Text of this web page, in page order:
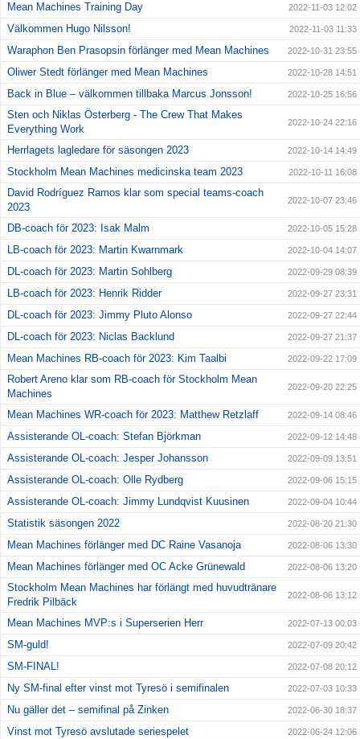
Mean Machines Training Day 2022-11-03 12:02
Välkommen Hugo Nilsson! 2022-11-03 11:33
Waraphon Ben Prasopsin förlänger med Mean Machines 2022-10-31 23:55
Oliwer Stedt förlänger med Mean Machines 2022-10-28 14:51
Back in Blue – välkommen tillbaka Marcus Jonsson! 2022-10-25 16:56
Sten och Niklas Österberg - The Crew That Makes
Everything Work
2022-10-24 22:16
Herrlagets lagledare för säsongen 2023 2022-10-14 14:49
Stockholm Mean Machines medicinska team 2023 2022-10-11 16:08
David Rodríguez Ramos klar som special teams-coach
2023
2022-10-07 23:46
DB-coach för 2023: Isak Malm 2022-10-05 15:28
LB-coach för 2023: Martin Kwarnmark 2022-10-04 14:07
DL-coach för 2023: Martin Sohlberg 2022-09-29 08:39
LB-coach för 2023: Henrik Ridder 2022-09-27 23:31
DL-coach för 2023: Jimmy Pluto Alonso 2022-09-27 22:44
DL-coach för 2023: Niclas Backlund 2022-09-27 21:37
Mean Machines RB-coach för 2023: Kim Taalbi 2022-09-22 17:09
Robert Areno klar som RB-coach för Stockholm Mean
Machines
2022-09-20 22:25
Mean Machines WR-coach för 2023: Matthew Retzlaff 2022-09-14 08:46
Assisterande OL-coach: Stefan Björkman 2022-09-12 14:48
Assisterande OL-coach: Jesper Johansson 2022-09-09 13:51
Assisterande OL-coach: Olle Rydberg 2022-09-06 15:15
Assisterande OL-coach: Jimmy Lundqvist Kuusinen 2022-09-04 10:44
Statistik säsongen 2022 2022-08-20 21:30
Mean Machines förlänger med DC Raine Vasanoja 2022-08-06 13:30
Mean Machines förlänger med OC Acke Grünewald 2022-08-06 13:20
Stockholm Mean Machines har förlängt med huvudtränare
Fredrik Pilbäck
2022-08-06 13:12
Mean Machines MVP:s i Superserien Herr 2022-07-13 00:03
SM-guld! 2022-07-09 20:42
SM-FINAL! 2022-07-08 20:12
Ny SM-final efter vinst mot Tyresö i semifinalen 2022-07-03 10:33
Nu gäller det – semifinal på Zinken 2022-06-30 18:37
Vinst mot Tyresö avslutade seriespelet 2022-06-24 12:06